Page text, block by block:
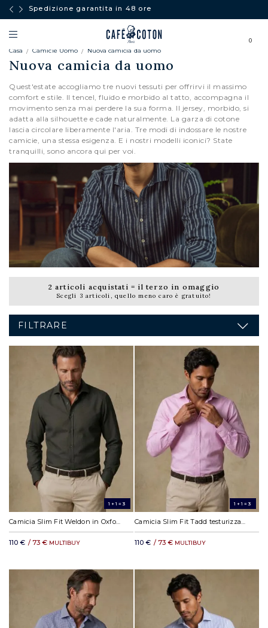
Spedizione garantita in 48 ore
0
Casa Camicie Uomo Nuova camicia da uomo
Nuova camicia da uomo
Quest'estate accogliamo tre nuovi tessuti per offrirvi il massimo
comfort e stile. Il tencel, fluido e morbido al tatto, accompagna il
movimento senza mai perdere la sua forma. Il jersey, morbido, si
adatta alla silhouette e cade naturalmente. La garza di cotone
lascia circolare liberamente l'aria. Tre modi di indossare le nostre
camicie, una stessa esigenza. E i nostri modelli iconici? State
tranquilli, sono ancora qui per voi.
2 articoli acquistati = il terzo in omaggio
Scegli 3 articoli, quello meno caro è gratuito!
FILTRARE
1+1=3
Camicia Slim Fit Weldon in Oxford khaki
110 € / 73 € MULTIBUY
1+1=3
Camicia Slim Fit Tadd testurizzata rosa
110 € / 73 € MULTIBUY